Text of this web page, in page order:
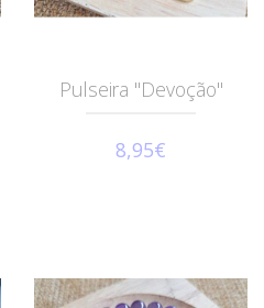
Pulseira "Devoção"
8,95€